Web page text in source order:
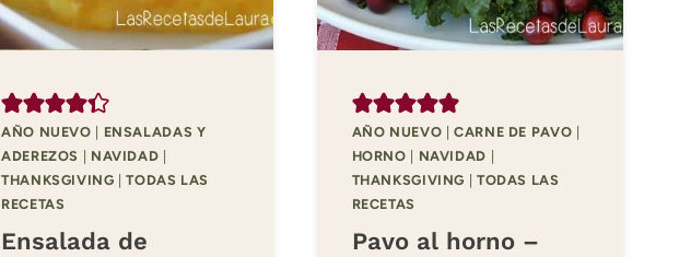
AÑO NUEVO
ENSALADAS Y
ADEREZOS
NAVIDAD
THANKSGIVING |TODAS LAS
RECETAS
Ensalada de
AÑO NUEVO |CARNE DE PAVO
HORNO
NAVIDAD
THANKSGIVING
TODAS LAS
RECETAS
Pavo al horno –